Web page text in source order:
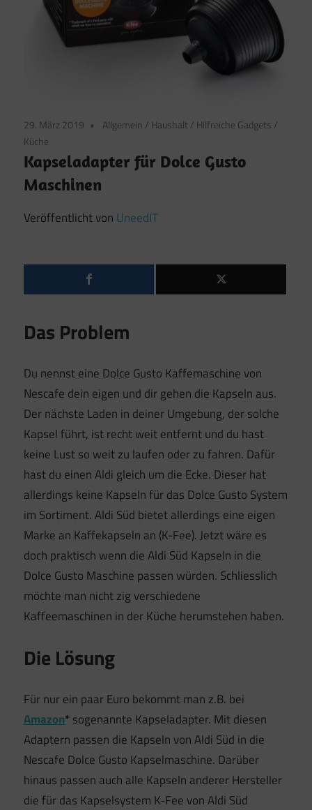
29. März 2019 Allgemein / Haushalt / Hilfreiche Gadgets /
Küche
Kapseladapter für Dolce Gusto
Maschinen
Veröffentlicht von UneedIT
Das Problem
Du nennst eine Dolce Gusto Kaffemaschine von
Nescafe dein eigen und dir gehen die Kapseln aus.
Der nächste Laden in deiner Umgebung, der solche
Kapsel führt, ist recht weit entfernt und du hast
keine Lust so weit zu laufen oder zu fahren. Dafür
hast du einen Aldi gleich um die Ecke. Dieser hat
allerdings keine Kapseln für das Dolce Gusto System
im Sortiment. Aldi Süd bietet allerdings eine eigen
Marke an Kaffekapseln an (K-Fee). Jetzt wäre es
doch praktisch wenn die Aldi Süd Kapseln in die
Dolce Gusto Maschine passen würden. Schliesslich
möchte man nicht zig verschiedene
Kaffeemaschinen in der Küche herumstehen haben.
Die Lösung
Für nur ein paar Euro bekommt man z.B. bei
Amazon*sogenannte Kapseladapter. Mit diesen
Adaptern passen die Kapseln von Aldi Süd in die
Nescafe Dolce Gusto Kapselmaschine. Darüber
hinaus passen auch alle Kapseln anderer Hersteller
die für das Kapselsystem K-Fee von Aldi Süd